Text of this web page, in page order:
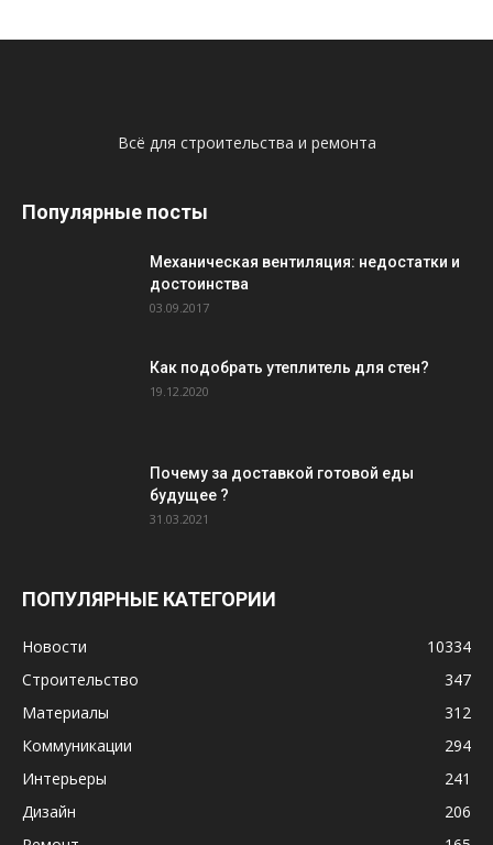
Всё для строительства и ремонта
Популярные посты
Механическая вентиляция: недостатки и
достоинства
03.09.2017
Как подобрать утеплитель для стен?
19.12.2020
Почему за доставкой готовой еды
будущее ?
31.03.2021
ПОПУЛЯРНЫЕ КАТЕГОРИИ
Новости
10334
Строительство
347
Материалы
312
Коммуникации
294
Интерьеры
241
Дизайн
206